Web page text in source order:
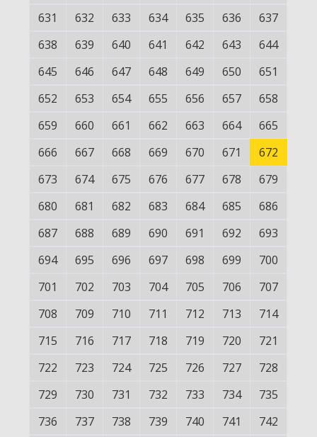
631
632 633 634 635 636
637
638
639 640 641 642 643
644
645
646 647 648 649 650
651
652
653 654 655 656 657
658
659
660 661 662 663 664
665
666
667 668 669 670 671
672
673
674 675 676 677 678
679
680
681 682 683 684 685
686
687
688 689 690 691 692
693
694
695 696 697 698 699
700
701
702 703 704 705 706
707
708
709 710 711 712 713
714
715
716 717 718 719 720
721
722
723 724 725 726 727
728
729
730 731 732 733 734
735
736
737 738 739 740 741
742